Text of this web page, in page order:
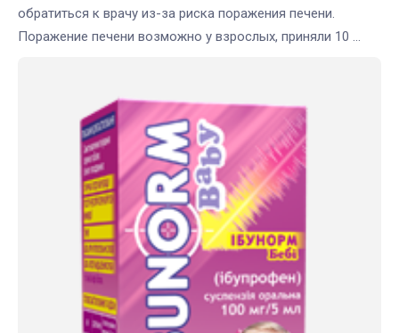
обратиться к врачу из-за риска поражения печени.
Поражение печени возможно у взрослых, приняли 10 ...